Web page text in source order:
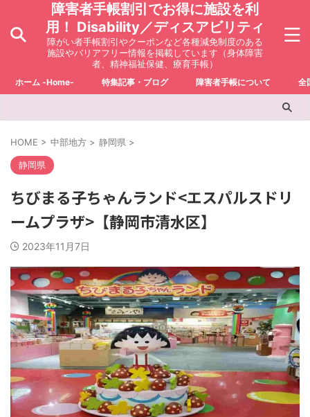
障害者手帳割引でお得に施設を利
用！ Disability／ディスアビリティ
障がい者手帳割引やクーポンなど各種減免制度のある
施設やバリアフリー情報を掲載しています（身体障害
者、精神福祉保健、療育手帳）
ホーム -Home- 特集記事・ブログ 障害者手帳について 全
HOME > 中部地方 > 静岡県 >
静岡県
ちびまる子ちゃんランド<エスパルスドリ
ームプラザ>【静岡市清水区】
2023年11月7日